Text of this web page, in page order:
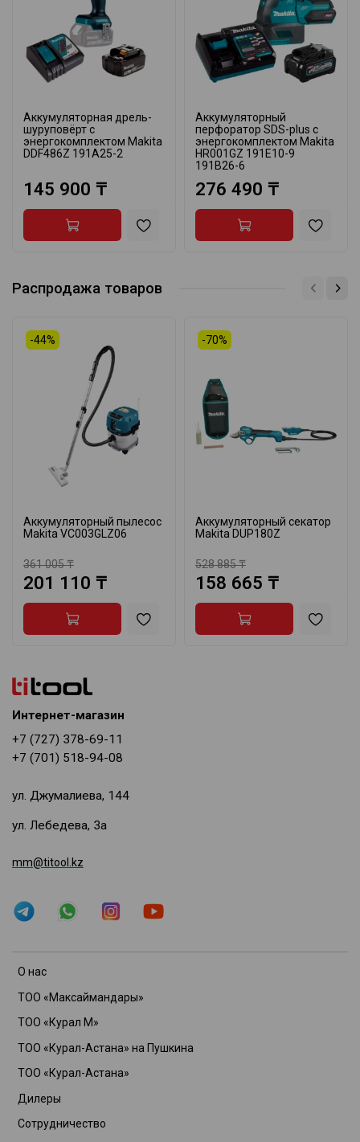
Аккумуляторная дрель-
шуруповёрт с
энергокомплектом Makita
DDF486Z 191A25-2
145 900 ₸
Аккумуляторный
перфоратор SDS-plus с
энергокомплектом Makita
HR001GZ 191E10-9
191B26-6
276 490 ₸
Распродажа товаров
-44%
Аккумуляторный пылесос
Makita VC003GLZ06
361 005 ₸
201 110 ₸
-70%
Аккумуляторный секатор
Makita DUP180Z
528 885 ₸
158 665 ₸
О нас
ТОО «Максаймандары»
ТОО «Курал М»
ТОО «Курал-Астана» на Пушкина
ТОО «Курал-Астана»
Дилеры
Сотрудничество
Интернет-магазин
+7 (727) 378-69-11
+7 (701) 518-94-08
ул. Джумалиева, 144
ул. Лебедева, 3а
mm@titool.kz